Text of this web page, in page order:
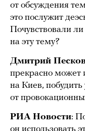
от обсуждения
это послужит
Почувствовали
на эту тему?
Дмитрий
прекрасно может
на Киев, побудить
от
РИА Новости: